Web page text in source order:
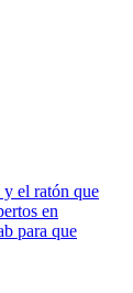
y el ratón que
en
para que